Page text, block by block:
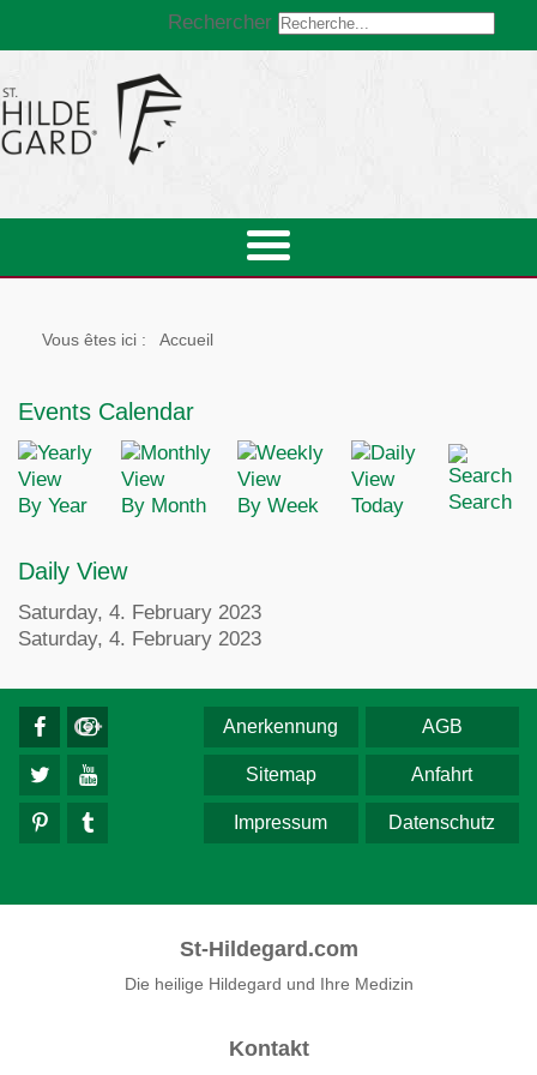
Rechercher
Vous êtes ici : Accueil
Events Calendar
By Year By Month By Week Today Search
Daily View
Saturday, 4. February 2023
Saturday, 4. February 2023
AGB
Anerkennung
Anfahrt
Sitemap
Datenschutz
Impressum
St-Hildegard.com
Die heilige Hildegard und Ihre Medizin
Kontakt